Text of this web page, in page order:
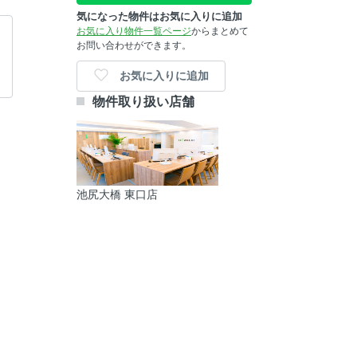
気になった物件はお気に入りに追加
お気に入り物件一覧ページからまとめて
お問い合わせができます。
お気に入りに追加
物件取り扱い店舗
池尻大橋 東口店